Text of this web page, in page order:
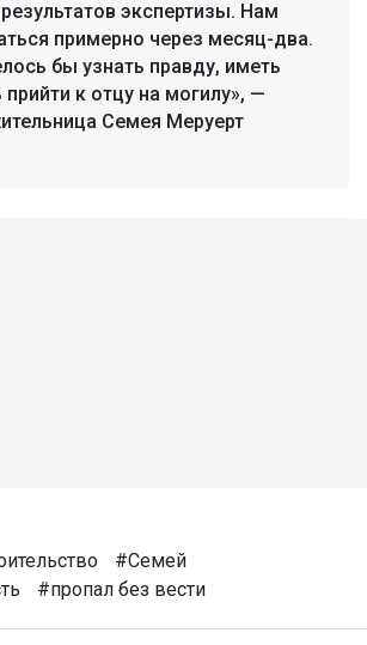
экспертизы. Нам
примерно через месяц-два.
бы узнать правду, иметь
к отцу на могилу», —
Семея Меруерт
#Семей
#пропал без вести